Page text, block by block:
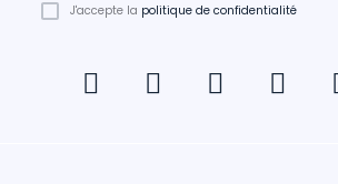
J'accepte la politique de confidentialité